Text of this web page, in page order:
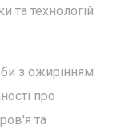
та технологій
з ожирінням.
про
та